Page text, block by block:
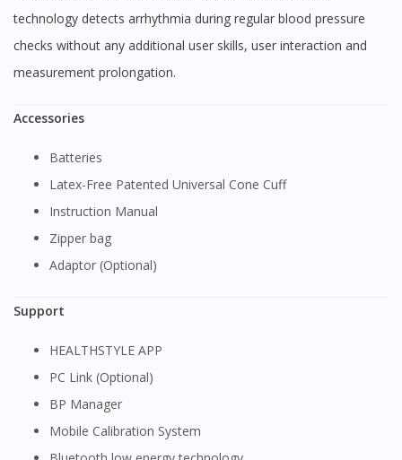
technology detects arrhythmia during regular blood pressure
checks without any additional user skills, user interaction and
measurement prolongation.
Accessories
Batteries
Latex-Free Patented Universal Cone Cuff
Instruction Manual
Zipper bag
Adaptor (Optional)
Support
HEALTHSTYLE APP
PC Link (Optional)
BP Manager
Mobile Calibration System